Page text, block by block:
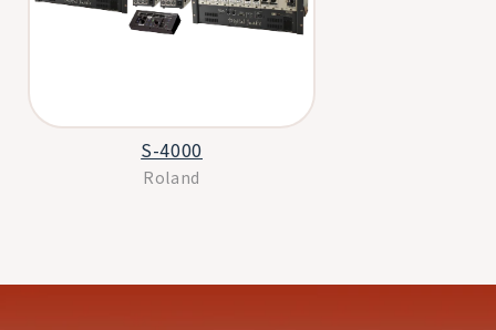
S-4000
Roland